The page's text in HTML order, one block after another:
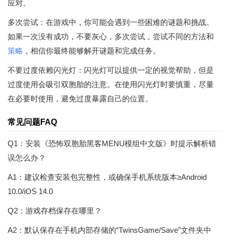
应对。
多次尝试：在游戏中，你可能会遇到一些困难的谜题和挑战。
如果一次没有成功，不要灰心，多次尝试，尝试不同的方法和
策略 ，相信你最终能够解开谜题和完成任务。
不要过度依赖闪光灯：闪光灯可以提供一定的视觉帮助，但是
过度使用会吸引双胞胎的注意。在使用闪光灯时要慎重，尽量
在必要时使用，避免过度暴露自己的位置。
常见问题FAQ
Q1：安装《恐怖双胞胎黑客MENU模组中文版》时提示解析错
误怎么办？
A1：建议检查安装包完整性，或确保手机系统版本≥Android
10.0/iOS 14.0
Q2：游戏存档保存在哪里？
A2：默认保存在手机内部存储的“TwinsGame/Save”文件夹中